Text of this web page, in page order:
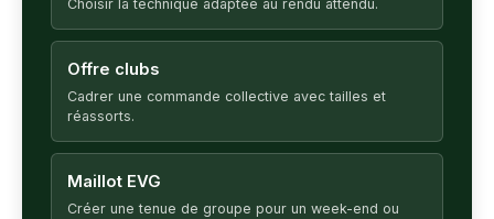
Choisir la technique adaptée au rendu attendu.
Offre clubs
Cadrer une commande collective avec tailles et
réassorts.
Maillot EVG
Créer une tenue de groupe pour un week-end ou